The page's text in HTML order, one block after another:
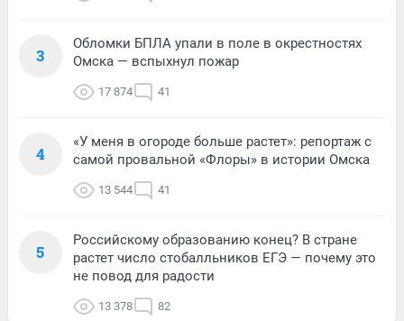
3
Обломки БПЛА упали в поле в окрестностях
Омска — вспыхнул пожар
17 874 41
4
«У меня в огороде больше растет»: репортаж с
самой провальной «Флоры» в истории Омска
13 544 41
5
Российскому образованию конец? В стране
растет число стобалльников ЕГЭ — почему это
не повод для радости
13 378 82